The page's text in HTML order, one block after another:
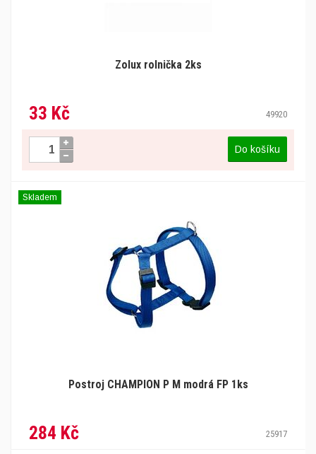
Zolux rolnička 2ks
33 Kč 49920
Do košíku
Postroj CHAMPION P M modrá FP 1ks
284 Kč 25917
Skladem